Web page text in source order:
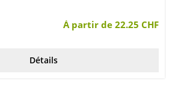
À partir de 22.25 CHF
Détails